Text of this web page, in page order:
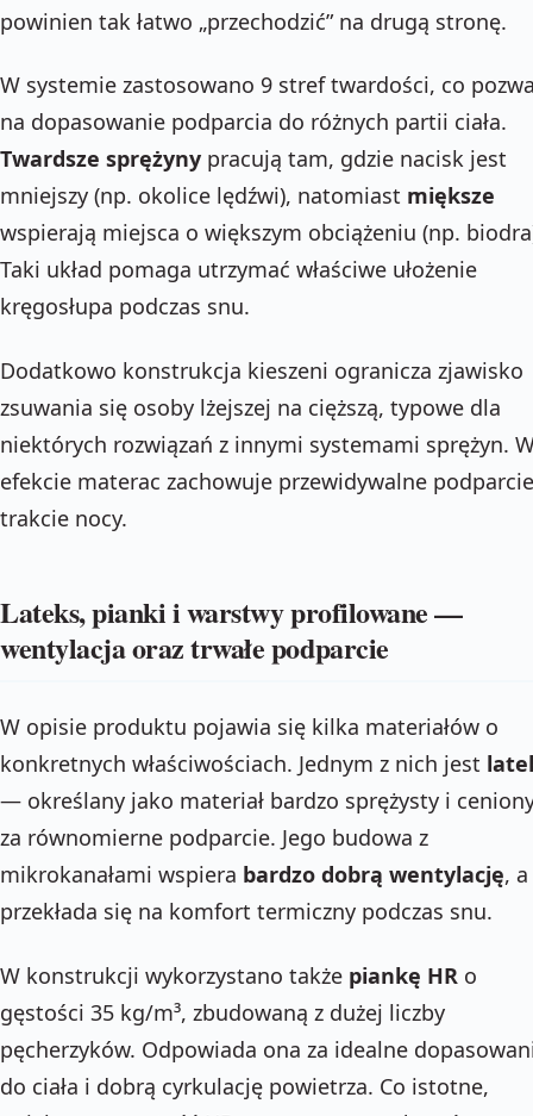
powinien tak łatwo „przechodzić” na drugą stronę.
W systemie zastosowano 9 stref twardości, co
na dopasowanie podparcia do różnych partii ciała.
Twardsze sprężyny pracują tam, gdzie nacisk jest
mniejszy (np. okolice lędźwi), natomiast miększe
wspierają miejsca o większym obciążeniu (np.
Taki układ pomaga utrzymać właściwe ułożenie
kręgosłupa podczas snu.
Dodatkowo konstrukcja kieszeni ogranicza zjawisko
zsuwania się osoby lżejszej na cięższą, typowe dla
niektórych rozwiązań z innymi systemami sprężyn.
efekcie materac zachowuje przewidywalne
trakcie nocy.
Lateks, pianki i warstwy profilowane —
wentylacja oraz trwałe podparcie
W opisie produktu pojawia się kilka materiałów o
konkretnych właściwościach. Jednym z nich jest
— określany jako materiał bardzo sprężysty i
za równomierne podparcie. Jego budowa z
mikrokanałami wspiera bardzo dobrą wentylację,
przekłada się na komfort termiczny podczas snu.
W konstrukcji wykorzystano także piankę HR o
gęstości 35 kg/m³, zbudowaną z dużej liczby
pęcherzyków. Odpowiada ona za idealne
do ciała i dobrą cyrkulację powietrza. Co istotne,